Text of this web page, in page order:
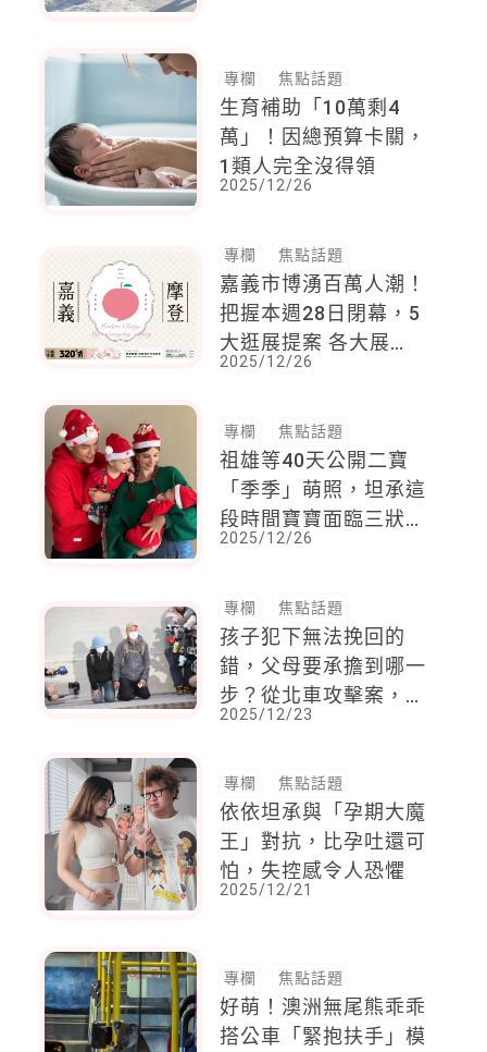
專欄 焦點話題
生育補助「10萬剩4
萬」！因總預算卡關，
1類人完全沒得領
2025/12/26
專欄 焦點話題
嘉義市博湧百萬人潮！
把握本週28日閉幕，5
大逛展提案 各大展
覽、活動在「嘉」遍地
2025/12/26
專欄 焦點話題
祖雄等40天公開二寶
「季季」萌照，坦承這
段時間寶寶面臨三狀
況，夫妻天天都在撐
2025/12/26
專欄 焦點話題
孩子犯下無法挽回的
錯，父母要承擔到哪一
步？從北車攻擊案，張
文父母下跪，看見社會
2025/12/23
專欄 焦點話題
依依坦承與「孕期大魔
王」對抗，比孕吐還可
怕，失控感令人恐懼
2025/12/21
專欄 焦點話題
好萌！澳洲無尾熊乖乖
搭公車「緊抱扶手」模